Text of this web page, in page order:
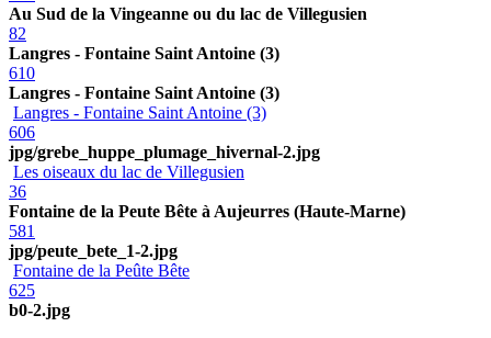
Au Sud de la Vingeanne ou du lac de Villegusien
82
Langres - Fontaine Saint Antoine (3)
610
Langres - Fontaine Saint Antoine (3)
Langres - Fontaine Saint Antoine (3)
606
jpg/grebe_huppe_plumage_hivernal-2.jpg
Les oiseaux du lac de Villegusien
36
Fontaine de la Peute Bête à Aujeurres (Haute-Marne)
581
jpg/peute_bete_1-2.jpg
Fontaine de la Peûte Bête
625
b0-2.jpg